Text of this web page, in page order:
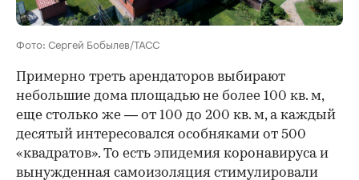
Фото: Сергей Бобылев/ТАСС
Примерно треть арендаторов выбирают
небольшие дома площадью не более 100 кв. м,
еще столько же — от 100 до 200 кв. м, а каждый
десятый интересовался особняками от 500
«квадратов». То есть эпидемия коронавируса и
вынужденная самоизоляция стимулировали